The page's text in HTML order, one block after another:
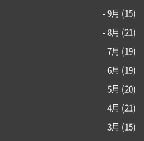
- 9月 (15)
- 8月 (21)
- 7月 (19)
- 6月 (19)
- 5月 (20)
- 4月 (21)
- 3月 (15)